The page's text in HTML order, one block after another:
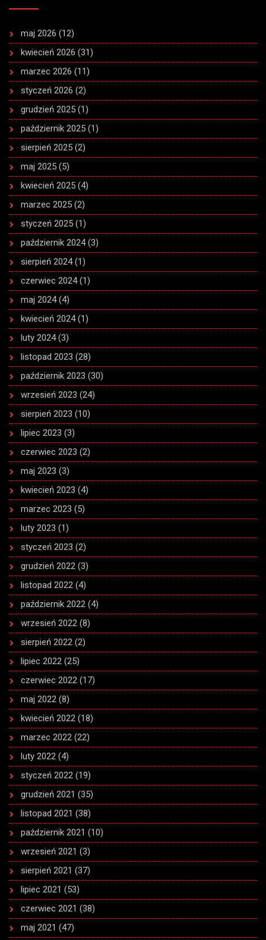
maj 2026 (12)
kwiecień 2026 (31)
marzec 2026 (11)
styczeń 2026 (2)
grudzień 2025 (1)
październik 2025 (1)
sierpień 2025 (2)
maj 2025 (5)
kwiecień 2025 (4)
marzec 2025 (2)
styczeń 2025 (1)
październik 2024(3)
sierpień 2024(1)
czerwiec 2024(1)
maj 2024(4)
kwiecień 2024(1)
luty 2024(3)
listopad 2023 (28)
październik 2023 (30)
wrzesień 2023 (24)
sierpień 2023 (10)
lipiec 2023 (3)
czerwiec 2023 (2)
maj 2023 (3)
kwiecień 2023 (4)
marzec 2023 (5)
luty 2023 (1)
styczeń 2023 (2)
grudzień 2022 (3)
listopad 2022 (4)
październik 2022 (4)
wrzesień 2022 (8)
sierpień 2022 (2)
lipiec 2022 (25)
czerwiec 2022 (17)
maj 2022 (8)
kwiecień 2022 (18)
marzec 2022 (22)
luty 2022 (4)
styczeń 2022 (19)
grudzień 2021 (35)
listopad 2021 (38)
październik 2021 (10)
wrzesień 2021 (3)
sierpień 2021 (37)
lipiec 2021 (53)
czerwiec 2021 (38)
maj 2021 (47)